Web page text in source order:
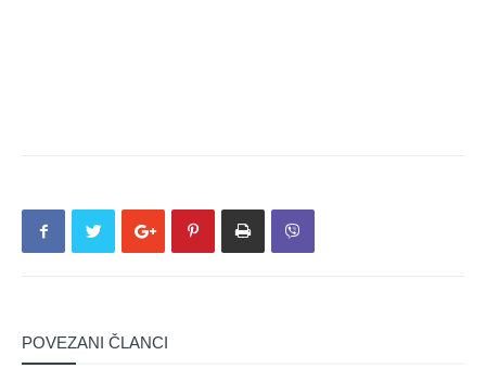
POVEZANI ČLANCI